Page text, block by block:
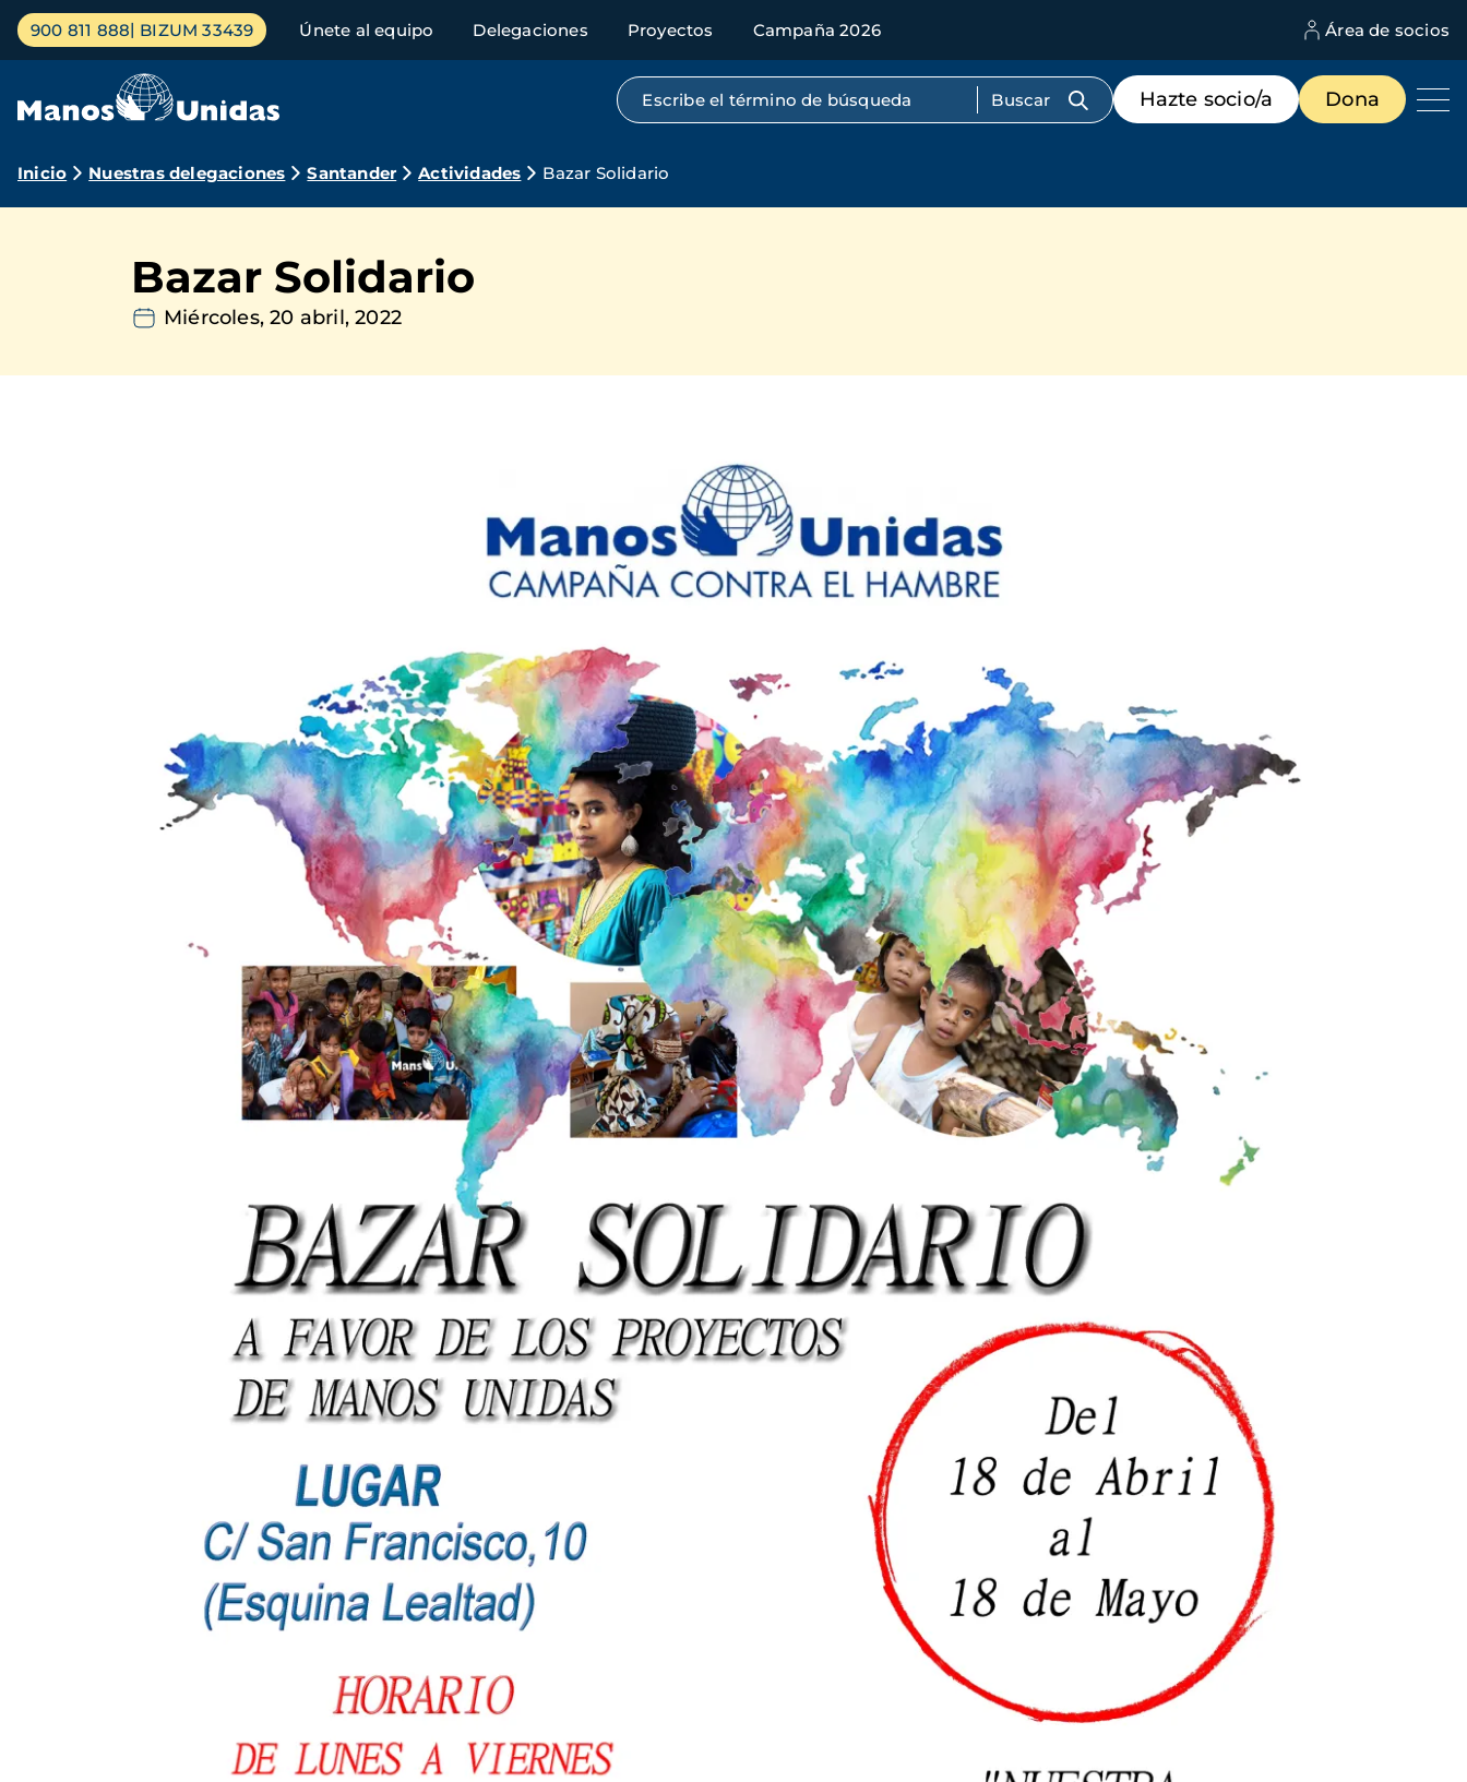
Pasar
contenido
Menú
principal
900 811 888 BIZUM 33439 Únete al equipo Delegaciones Proyectos Campaña 2026 Área de socios
Búsqueda por texto completo
Menú
de
destacados
Hazte socio/a Dona
Ruta
navegación
Inicio Nuestras delegaciones Santander Actividades Bazar Solidario
Bazar Solidario
Miércoles, 20 abril, 2022